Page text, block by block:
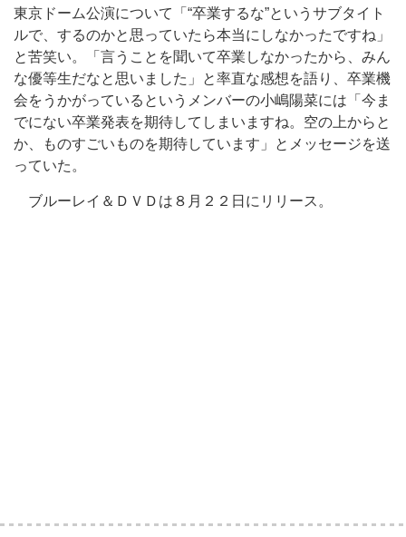
東京ドーム公演について「“卒業するな”というサブタイト
ルで、するのかと思っていたら本当にしなかったですね」
と苦笑い。「言うことを聞いて卒業しなかったから、みん
な優等生だなと思いました」と率直な感想を語り、卒業機
会をうかがっているというメンバーの小嶋陽菜には「今ま
でにない卒業発表を期待してしまいますね。空の上からと
か、ものすごいものを期待しています」とメッセージを送
っていた。
ブルーレイ＆ＤＶＤは８月２２日にリリース。